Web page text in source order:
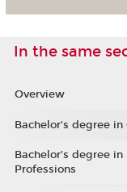
In the same
Overview
Bachelor’s degree
Bachelor’s degree
Professions